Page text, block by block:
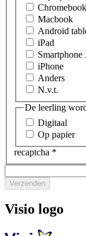
Chromebook
Macbook
Android
iPad
iPhone
Anders
N.v.t.
De leerling
Digitaal
Op papier
recaptcha *
Verzenden
Visio logo